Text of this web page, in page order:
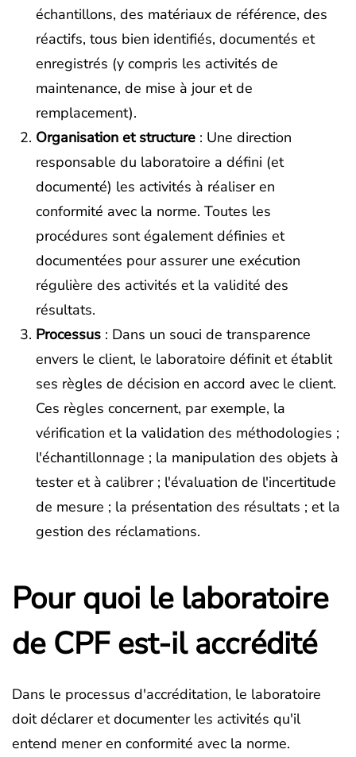
échantillons, des matériaux de référence, des
réactifs, tous bien identifiés, documentés et
enregistrés (y compris les activités de
maintenance, de mise à jour et de
remplacement).
Organisation et structure : Une direction
responsable du laboratoire a défini (et
documenté) les activités à réaliser en
conformité avec la norme. Toutes les
procédures sont également définies et
documentées pour assurer une exécution
régulière des activités et la validité des
résultats.
Processus : Dans un souci de transparence
envers le client, le laboratoire définit et établit
ses règles de décision en accord avec le client.
Ces règles concernent, par exemple, la
vérification et la validation des méthodologies ;
l'échantillonnage ; la manipulation des objets à
tester et à calibrer ; l'évaluation de l'incertitude
de mesure ; la présentation des résultats ; et la
gestion des réclamations.
Pour quoi le laboratoire
de CPF est-il accrédité
Dans le processus d'accréditation, le laboratoire
doit déclarer et documenter les activités qu'il
entend mener en conformité avec la norme.